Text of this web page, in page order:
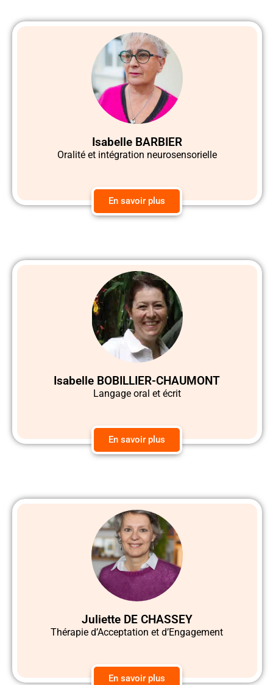
Isabelle BARBIER
Oralité et intégration neurosensorielle
En savoir plus
Isabelle BOBILLIER-CHAUMONT
Langage oral et écrit
En savoir plus
Juliette DE CHASSEY
Thérapie d’Acceptation et d’Engagement
En savoir plus